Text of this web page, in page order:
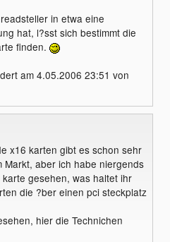
in etwa eine
hat, l?sst sich bestimmt die
finden.
am 4.05.2006 23:51 von
x16 karten gibt es schon sehr
Markt, aber ich habe niergends
gesehen, was haltet ihr
die ?ber einen pci steckplatz
hier die Technichen